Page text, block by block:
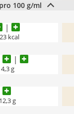
100 g/ml
kcal
4,3 g
12,3 g